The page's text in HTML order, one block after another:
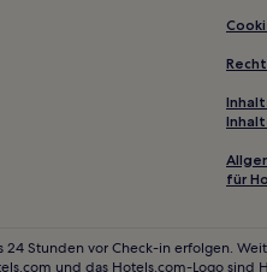
Hotels nahe Shuihu
für
Stunden vor Check-in erfolgen.
und das Hotels.com-Logo sind